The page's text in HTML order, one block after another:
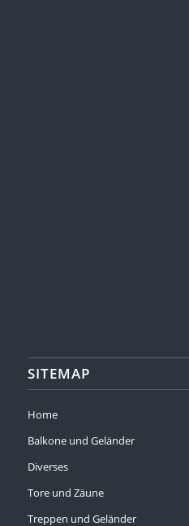
SITEMAP
Home
Balkone und Geländer
Diverses
Tore und Zäune
Treppen und Geländer